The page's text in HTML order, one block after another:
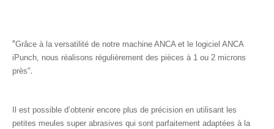
"Grâce à la versatilité de notre machine ANCA et le logiciel ANCA
iPunch, nous réalisons régulièrement des pièces à 1 ou 2 microns
près".
Il est possible d’obtenir encore plus de précision en utilisant les
petites meules super abrasives qui sont parfaitement adaptées à la